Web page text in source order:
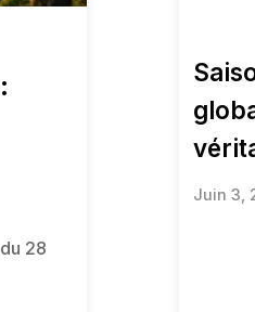
28
Juin 3,